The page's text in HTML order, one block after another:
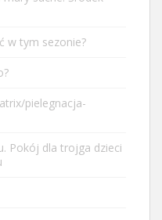
w tym sezonie?
pielegnacja-
Pokój dla trojga dzieci